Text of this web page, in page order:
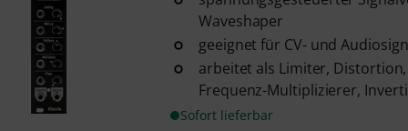
Waveshaper
geeignet für CV- und
arbeitet als Limiter,
Frequenz-Multiplizierer,
Sofort lieferbar